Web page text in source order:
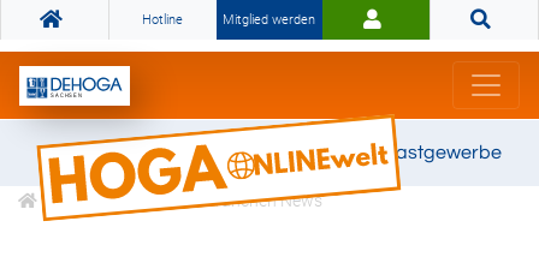
Hotline Mitglied werden
Gemeinsam stark für das Gastgewerbe
Informationen Branchen News